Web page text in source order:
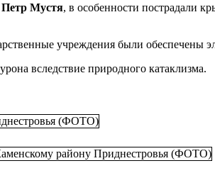
Петр Мустя, в особенности пострадали
учреждения были обеспечены
вследствие природного катаклизма.